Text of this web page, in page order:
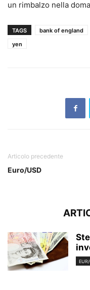
un rimbalzo nella
TAGS bank of england
yen
Articolo precedente
Euro/USD